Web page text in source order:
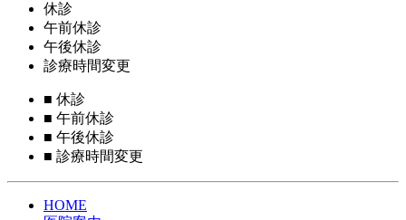
休診
午前休診
午後休診
診療時間変更
■ 休診
■ 午前休診
■ 午後休診
■ 診療時間変更
HOME